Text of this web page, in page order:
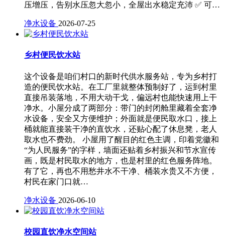
压增压，告别水压忽大忽小，全屋出水稳定充沛 ✅ 可…
净水设备 2026-07-25
乡村便民饮水站
这个设备是咱们村口的新时代供水服务站，专为乡村打
造的便民饮水站。在工厂里就整体预制好了，运到村里
直接吊装落地，不用大动干戈，偏远村也能快速用上干
净水。小屋分成了两部分：带门的封闭舱里藏着全套净
水设备，安全又方便维护；外面就是便民取水口，接上
桶就能直接装干净的直饮水，还贴心配了休息凳，老人
取水也不费劲。 小屋用了醒目的红色主调，印着党徽和
“为人民服务”的字样，墙面还贴着乡村振兴和节水宣传
画，既是村民取水的地方，也是村里的红色服务阵地。
有了它，再也不用愁井水不干净、桶装水贵又不方便，
村民在家门口就…
净水设备 2026-06-10
校园直饮净水空间站